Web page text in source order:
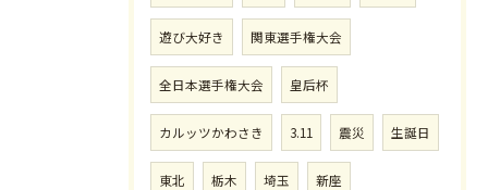
遊び大好き 関東選手権大会
全日本選手権大会 皇后杯
カルッツかわさき 3.11 震災 生誕日
東北 栃木 埼玉 新座